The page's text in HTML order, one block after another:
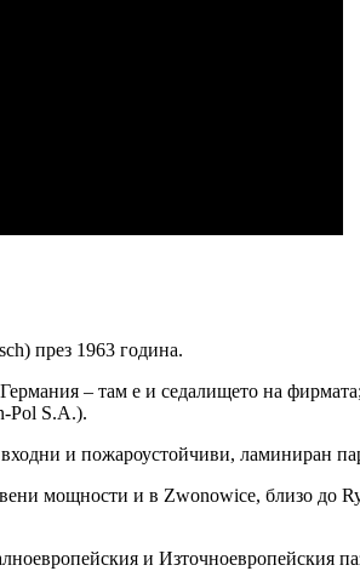
през 1963 година.
– там е и седалището на
Pol S.A.).
и пожароустойчиви, ламиниран
мощности и в Zwonowice, близо до
и Източноевропейския